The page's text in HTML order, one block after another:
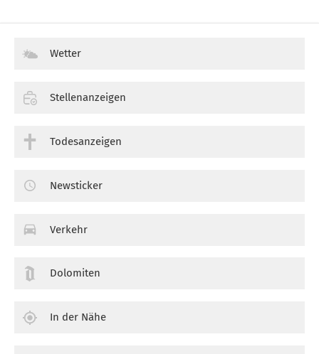
Wetter
Stellenanzeigen
Todesanzeigen
Newsticker
Verkehr
Dolomiten
In der Nähe